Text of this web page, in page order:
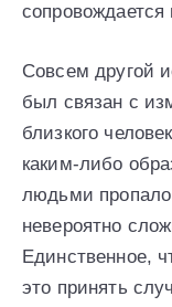
сопровождается
Совсем другой
был связан с
близкого
каким-либо
людьми пропало
невероятно
Единственное,
это принять